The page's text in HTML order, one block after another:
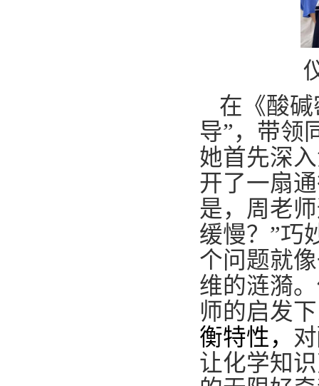
在《酸
导”，带领
她首先深
开了一扇
是，周老
缓慢？”巧
个问题就
维的涟漪
师的启发
衡特性，
让化学知